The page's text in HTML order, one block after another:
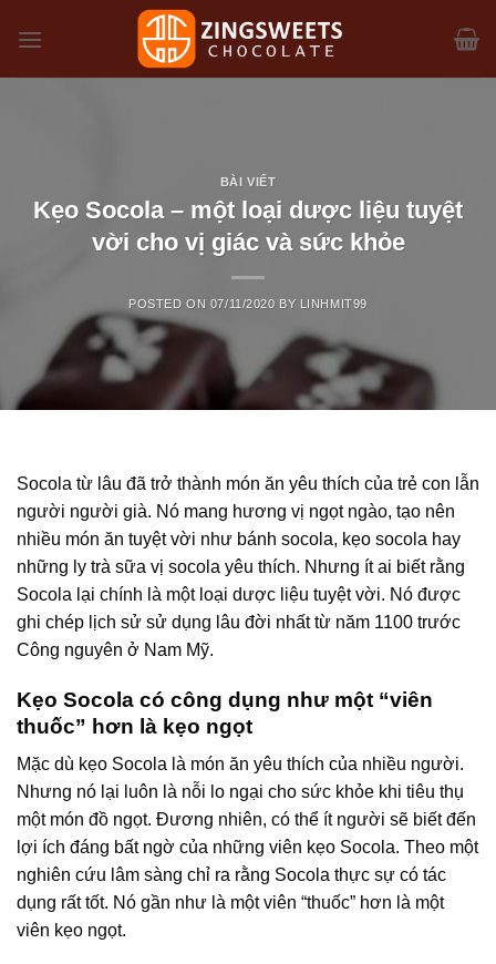
BÀI VIẾT
Kẹo Socola – một loại dược liệu tuyệt
vời cho vị giác và sức khỏe
POSTED ON 07/11/2020 BY LINHMIT99
Socola từ lâu đã trở thành món ăn yêu thích của trẻ con lẫn
người người già. Nó mang hương vị ngọt ngào, tạo nên
nhiều món ăn tuyệt vời như bánh socola, kẹo socola hay
những ly trà sữa vị socola yêu thích. Nhưng ít ai biết rằng
Socola lại chính là một loại dược liệu tuyệt vời. Nó được
ghi chép lịch sử sử dụng lâu đời nhất từ năm 1100 trước
Công nguyên ở Nam Mỹ.
Kẹo Socola có công dụng như một “viên
thuốc” hơn là kẹo ngọt
Mặc dù kẹo Socola là món ăn yêu thích của nhiều người.
Nhưng nó lại luôn là nỗi lo ngại cho sức khỏe khi tiêu thụ
một món đồ ngọt. Đương nhiên, có thể ít người sẽ biết đến
lợi ích đáng bất ngờ của những viên kẹo Socola. Theo một
nghiên cứu lâm sàng chỉ ra rằng Socola thực sự có tác
dụng rất tốt. Nó gần như là một viên “thuốc” hơn là một
viên kẹo ngọt.